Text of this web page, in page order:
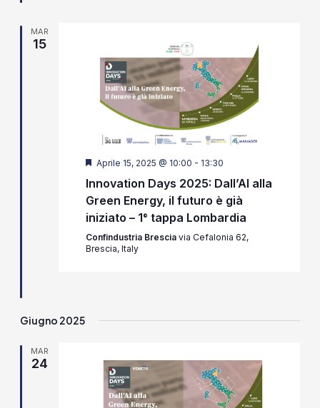
MAR
15
Segnalati
Aprile 15, 2025 @ 10:00 - 13:30
Innovation Days 2025: Dall’AI alla
Green Energy, il futuro è già
iniziato – 1° tappa Lombardia
Confindustria Brescia via Cefalonia 62,
Brescia, Italy
Giugno 2025
MAR
24